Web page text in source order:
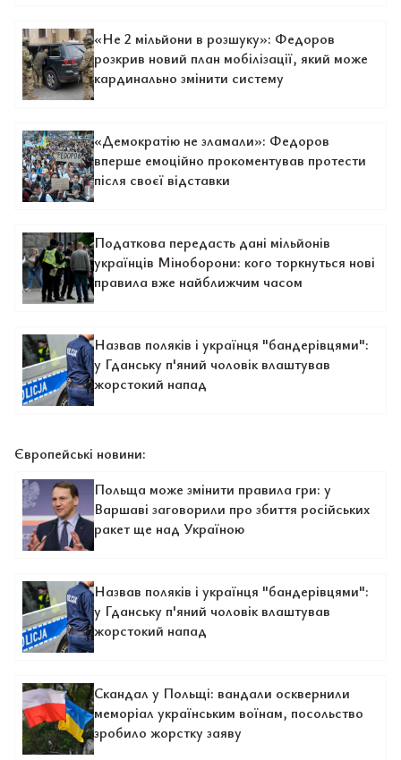
«Не 2 мільйони в розшуку»: Федоров
розкрив новий план мобілізації, який може
кардинально змінити систему
«Демократію не зламали»: Федоров
вперше емоційно прокоментував протести
після своєї відставки
Податкова передасть дані мільйонів
українців Міноборони: кого торкнуться нові
правила вже найближчим часом
Назвав поляків і українця "бандерівцями":
у Гданську п'яний чоловік влаштував
жорстокий напад
Європейські новини:
Польща може змінити правила гри: у
Варшаві заговорили про збиття російських
ракет ще над Україною
Назвав поляків і українця "бандерівцями":
у Гданську п'яний чоловік влаштував
жорстокий напад
Скандал у Польщі: вандали осквернили
меморіал українським воїнам, посольство
зробило жорстку заяву